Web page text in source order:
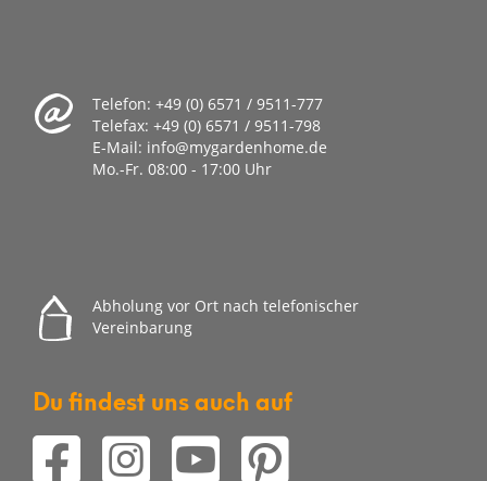
Telefon: +49 (0) 6571 / 9511-777
Telefax: +49 (0) 6571 / 9511-798
E-Mail: info@mygardenhome.de
Mo.-Fr. 08:00 - 17:00 Uhr
Abholung vor Ort nach telefonischer
Vereinbarung
Du findest uns auch auf